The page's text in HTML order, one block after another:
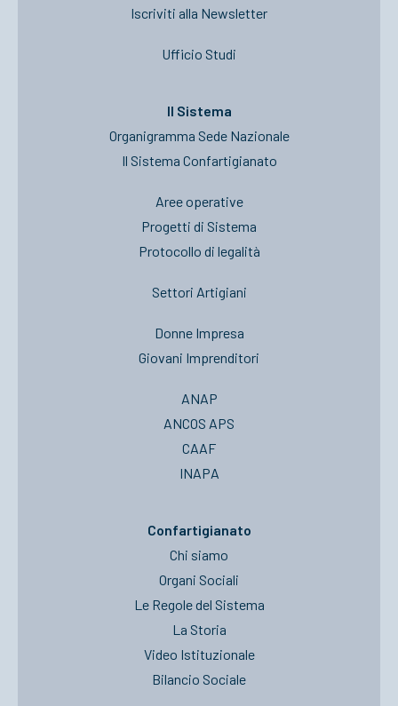
Iscriviti alla Newsletter
Ufficio Studi
Il Sistema
Organigramma Sede Nazionale
Il Sistema Confartigianato
Aree operative
Progetti di Sistema
Protocollo di legalità
Settori Artigiani
Donne Impresa
Giovani Imprenditori
ANAP
ANCOS APS
CAAF
INAPA
Confartigianato
Chi siamo
Organi Sociali
Le Regole del Sistema
La Storia
Video Istituzionale
Bilancio Sociale